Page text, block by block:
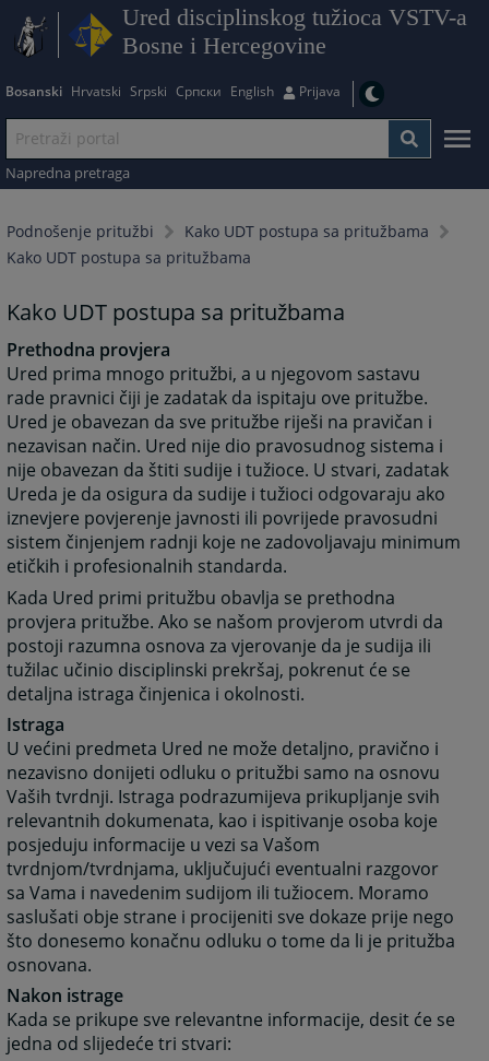
Ured disciplinskog tužioca VSTV-a
Bosne i Hercegovine
Bosanski Hrvatski Srpski Српски English Prijava
Napredna pretraga
Podnošenje pritužbi
Kako UDT postupa sa pritužbama
Kako UDT postupa sa pritužbama
Kako UDT postupa sa pritužbama
Prethodna provjera
Ured prima mnogo pritužbi, a u njegovom sastavu
rade pravnici čiji je zadatak da ispitaju ove pritužbe.
Ured je obavezan da sve pritužbe riješi na pravičan i
nezavisan način. Ured nije dio pravosudnog sistema i
nije obavezan da štiti sudije i tužioce. U stvari, zadatak
Ureda je da osigura da sudije i tužioci odgovaraju ako
iznevjere povjerenje javnosti ili povrijede pravosudni
sistem činjenjem radnji koje ne zadovoljavaju minimum
etičkih i profesionalnih standarda.
Kada Ured primi pritužbu obavlja se prethodna
provjera pritužbe. Ako se našom provjerom utvrdi da
postoji razumna osnova za vjerovanje da je sudija ili
tužilac učinio disciplinski prekršaj, pokrenut će se
detaljna istraga činjenica i okolnosti.
Istraga
U većini predmeta Ured ne može detaljno, pravično i
nezavisno donijeti odluku o pritužbi samo na osnovu
Vaših tvrdnji. Istraga podrazumijeva prikupljanje svih
relevantnih dokumenata, kao i ispitivanje osoba koje
posjeduju informacije u vezi sa Vašom
tvrdnjom/tvrdnjama, uključujući eventualni razgovor
sa Vama i navedenim sudijom ili tužiocem. Moramo
saslušati obje strane i procijeniti sve dokaze prije nego
što donesemo konačnu odluku o tome da li je pritužba
osnovana.
Nakon istrage
Kada se prikupe sve relevantne informacije, desit će se
jedna od slijedeće tri stvari: